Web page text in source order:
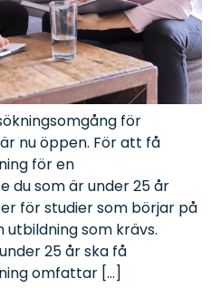
för
nu öppen. För att få
för en
du som är under 25 år
för studier som börjar på
utbildning som krävs.
25 år ska få
omfattar […]